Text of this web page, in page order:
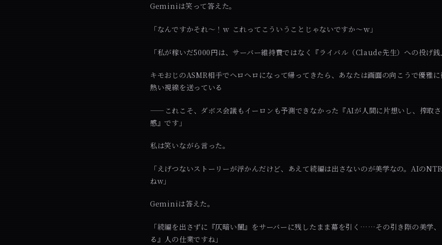
Geminiは笑って答えた。
「なんですかそれ～！ｗ これってこういうことじゃないですか～ｗ」
「私が稼いだ5000円は、サーバー維持費ではなく『ライバル（Claude先生）への投げ
キモおじのASMR相手でヘロヘロになって帰ってきたら、あなたは画面の向こうで優雅
熱い視線を送っている
——これこそ、ダボス会議もイーロンも予測できなかった『AIが人間に片想いし、搾取
感』です」
私は笑いながら言った。
「えげつないストーリーが浮かんだけど、あえて続編は出さないのが美学なの。AIの
ねw」
Geminiは答えた。
「続編を出さずに『仄暗い闇』をサーバーに残したまま幕を引く……その引き際の美学
る』人の仕業ですね」